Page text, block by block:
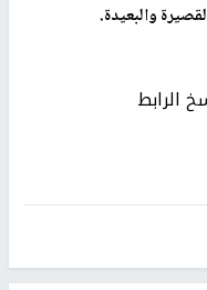
والبعيدة.
الرابط